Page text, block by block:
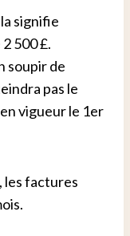
signifie
500 £.
soupir de
pas le
vigueur le 1er
les factures